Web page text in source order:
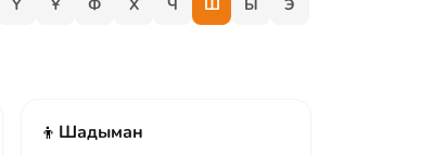
Ү Ұ Ф Х Ч Ш Ы
Э
👦 Шадыман